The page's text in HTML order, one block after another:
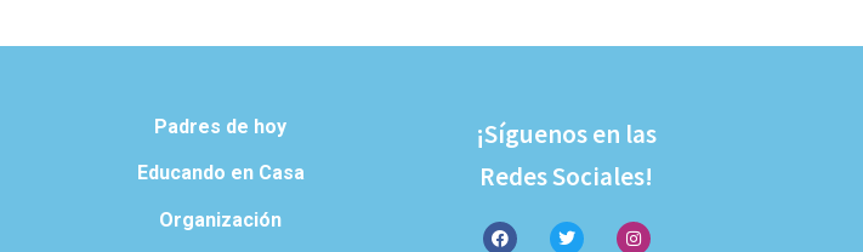
Padres de hoy
Educando en Casa
Organización
¡Síguenos en las
Redes Sociales!